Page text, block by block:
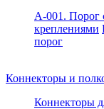
A-001. Порог
креплениями
порог
Коннекторы и
Коннекторы